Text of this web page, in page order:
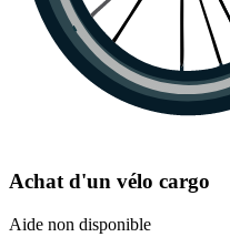
Achat d'un vélo cargo
Aide non disponible